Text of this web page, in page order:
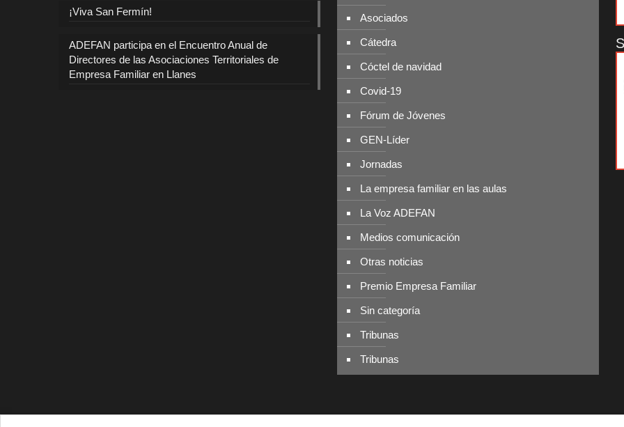
¡Viva San Fermín!
ADEFAN participa en el Encuentro Anual de
Directores de las Asociaciones Territoriales de
Empresa Familiar en Llanes
Asociados
Cátedra
Cóctel de navidad
Covid-19
Fórum de Jóvenes
GEN-Líder
Jornadas
La empresa familiar en las aulas
La Voz ADEFAN
Medios comunicación
Otras noticias
Premio Empresa Familiar
Sin categoría
Tribunas
Tribunas